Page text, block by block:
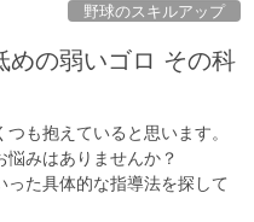
野球のスキルアップ
めの弱いゴロ その科
も抱えていると思います。
みはありませんか？
た具体的な指導法を探して